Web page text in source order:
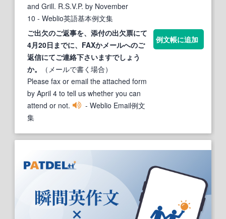
and Grill. R.S.V.P. by November
10 - Weblio英語基本例文集
ご出欠のご返事を、添付の出欠票にて
4月20日 までに、FAXかメールへのご
返信にてご連絡下さいますでしょう
か。
（メールで書く場合）
Please fax or email the attached form
by April 4 to tell us whether you can
attend or not.
- Weblio Email例文
集
例文帳に追加